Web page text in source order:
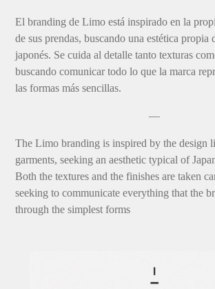
El branding de Limo está inspirado en la
de sus prendas, buscando una estética
japonés. Se cuida al detalle tanto texturas
buscando comunicar todo lo que la marca
las formas más sencillas.
—
The Limo branding is inspired by the design
garments, seeking an aesthetic typical of
Both the textures and the finishes are taken
seeking to communicate everything that the
through the simplest forms